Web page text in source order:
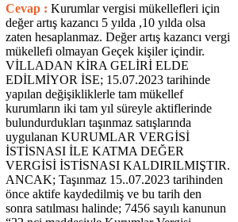
Cevap : Kurumlar vergisi mükellefleri için
değer artış kazancı 5 yılda ,10 yılda olsa
zaten hesaplanmaz. Değer artış kazancı vergi
mükellefi olmayan Geçek kişiler içindir.
VİLLADAN KİRA GELİRİ ELDE
EDİLMİYOR İSE; 15.07.2023 tarihinde
yapılan değişikliklerle tam mükellef
kurumların iki tam yıl süreyle aktiflerinde
bulundurdukları taşınmaz satışlarında
uygulanan KURUMLAR VERGİSİ
İSTİSNASI İLE KATMA DEĞER
VERGİSİ İSTİSNASI KALDIRILMIŞTIR.
ANCAK; Taşınmaz 15..07.2023 tarihinden
önce aktife kaydedilmiş ve bu tarih den
sonra satılması halinde; 7456 sayılı kanunun